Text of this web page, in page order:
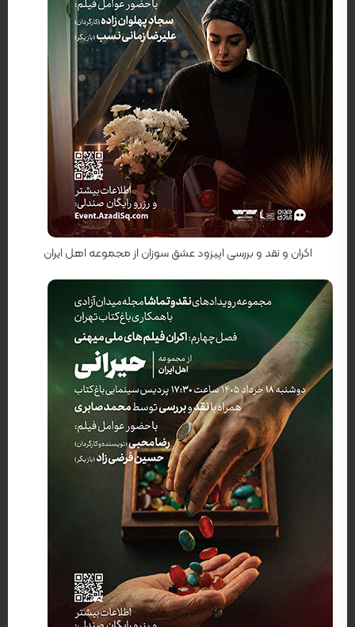
کارگردان: رضا محبی, سجاد پهلوان زاده
اکران و نقد و بررسی اپیزود عشق سوزان از مجموعه اهل ایران